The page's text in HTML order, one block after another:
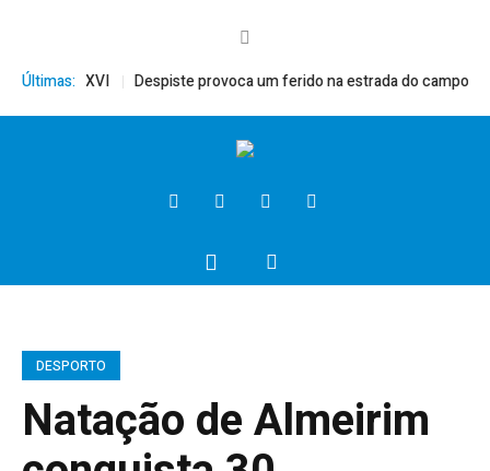
Últimas:
Bento XVI Despiste provoca um ferido na estrada do campo
DESPORTO
Natação de Almeirim